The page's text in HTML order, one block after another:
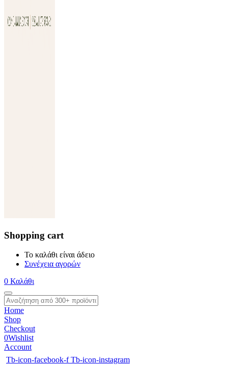
Shopping cart
Το καλάθι είναι άδειο
Συνέχεια αγορών
0 Καλάθι
Home
Shop
Checkout
0Wishlist
Account
Tb-icon-facebook-f Tb-icon-instagram